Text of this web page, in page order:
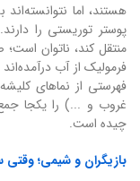
هستند، اما
پوستر توریستی را
منتقل کند، ناتوان
فرمولیک از آب
فهرستی از نماهای
غروب و ...) را یکجا
چیده است.
بازیگران و شیمی؛